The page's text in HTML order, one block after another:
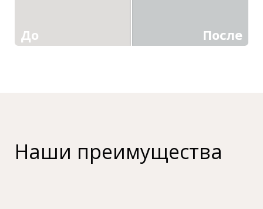
До После
Наши преимущества